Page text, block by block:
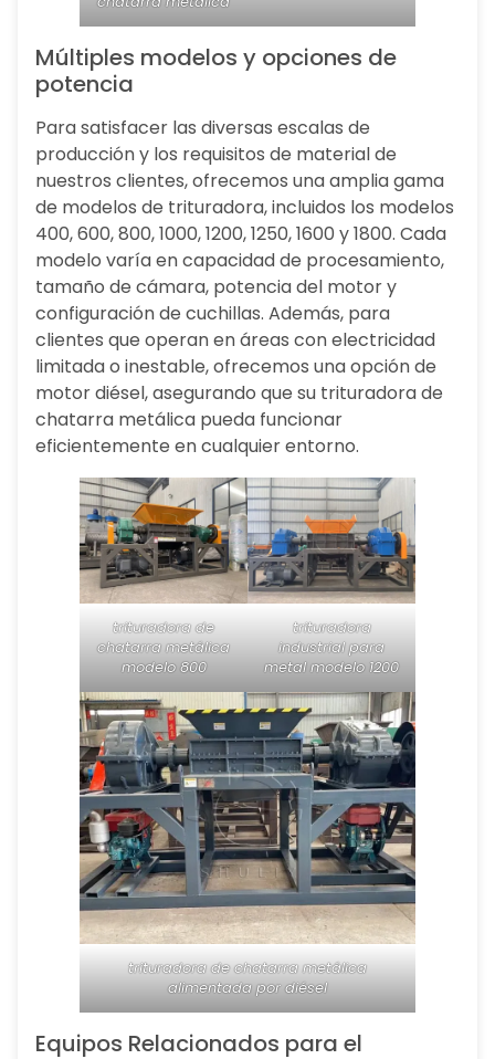
Múltiples modelos y opciones de
potencia
Para satisfacer las diversas escalas de
producción y los requisitos de material de
nuestros clientes, ofrecemos una amplia gama
de modelos de trituradora, incluidos los modelos
400, 600, 800, 1000, 1200, 1250, 1600 y 1800. Cada
modelo varía en capacidad de procesamiento,
tamaño de cámara, potencia del motor y
configuración de cuchillas. Además, para
clientes que operan en áreas con electricidad
limitada o inestable, ofrecemos una opción de
motor diésel, asegurando que su trituradora de
chatarra metálica pueda funcionar
eficientemente en cualquier entorno.
trituradora de
chatarra metálica
modelo 800
trituradora
industrial para
metal modelo 1200
trituradora de chatarra metálica
alimentada por diésel
Equipos Relacionados para el